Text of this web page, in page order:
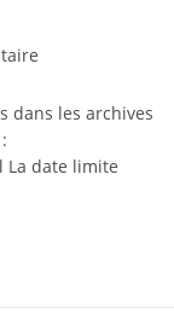
dans les archives
La date limite